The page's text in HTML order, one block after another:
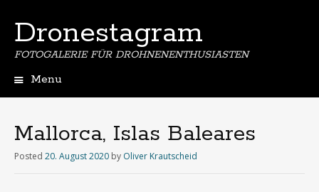
Dronestagram
FOTOGALERIE FÜR DROHNENENTHUSIASTEN
Menu
Mallorca, Islas Baleares
Posted 20. August 2020 by Oliver Krautscheid